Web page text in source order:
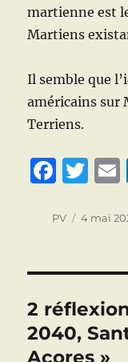
martienne est
Martiens
Il semble que
américains sur
Terriens.
F
c
b
o
o
k
T
it
r
Auteur
PV
Publié
4 mai
2
2040,